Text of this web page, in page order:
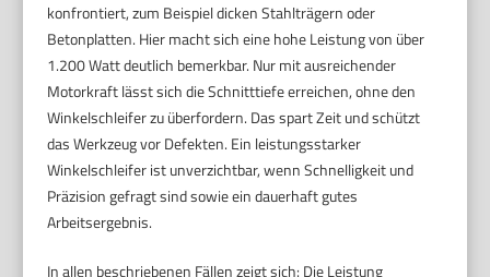
konfrontiert, zum Beispiel dicken Stahlträgern oder
Betonplatten. Hier macht sich eine hohe Leistung von über
1.200 Watt deutlich bemerkbar. Nur mit ausreichender
Motorkraft lässt sich die Schnitttiefe erreichen, ohne den
Winkelschleifer zu überfordern. Das spart Zeit und schützt
das Werkzeug vor Defekten. Ein leistungsstarker
Winkelschleifer ist unverzichtbar, wenn Schnelligkeit und
Präzision gefragt sind sowie ein dauerhaft gutes
Arbeitsergebnis.
In allen beschriebenen Fällen zeigt sich: Die Leistung